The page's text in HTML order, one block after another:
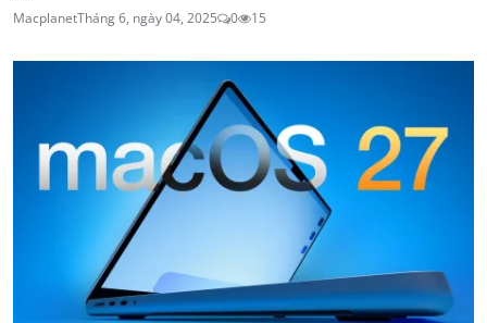
MacplanetTháng 6, ngày 04, 2025 0 15